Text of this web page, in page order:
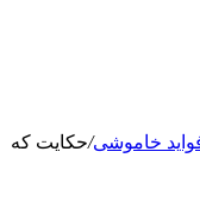
خاموشى/حکایت که